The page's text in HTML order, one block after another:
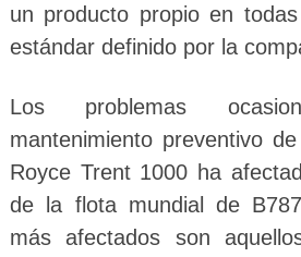
un producto propio en
estándar definido por la
Los problemas
mantenimiento preventivo
Royce Trent 1000 ha
de la flota mundial de
más afectados son